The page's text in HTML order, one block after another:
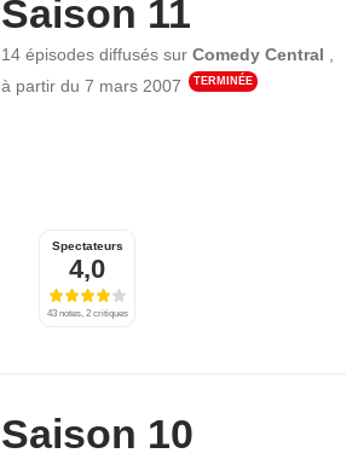
Saison 11
14 épisodes diffusés surComedy Central ,
à partir du7 mars 2007 TERMINÉE
Spectateurs
4,0
43 notes, 2 critiques
Saison 10